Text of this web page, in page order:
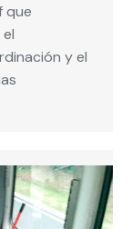
que
y el